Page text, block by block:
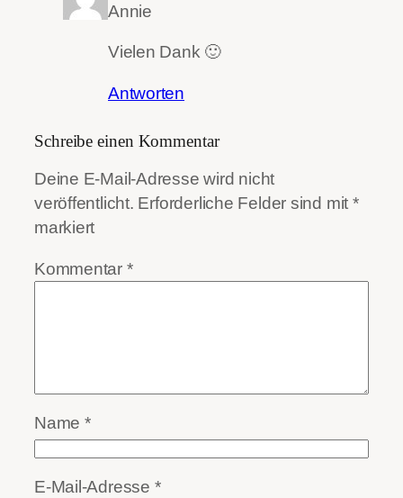
Annie
Vielen Dank 🙂
Antworten
Schreibe einen Kommentar
Deine E-Mail-Adresse wird nicht
veröffentlicht. Erforderliche Felder sind mit *
markiert
Kommentar *
Name *
E-Mail-Adresse *